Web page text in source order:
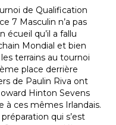
de Qualification
7 Masculin n’a pas
écueil qu’il a fallu
Mondial et bien
terrains au tournoi
place derrière
de Paulin Riva ont
Hinton Sevens
à ces mêmes Irlandais.
qui s’est